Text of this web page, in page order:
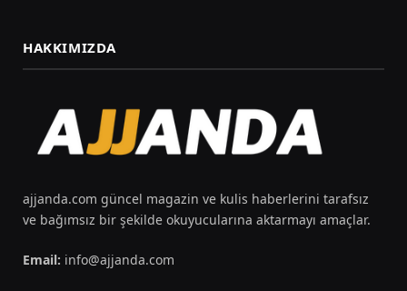
HAKKIMIZDA
ajjanda.com güncel magazin ve kulis haberlerini tarafsız
ve bağımsız bir şekilde okuyucularına aktarmayı amaçlar.
Email: info@ajjanda.com